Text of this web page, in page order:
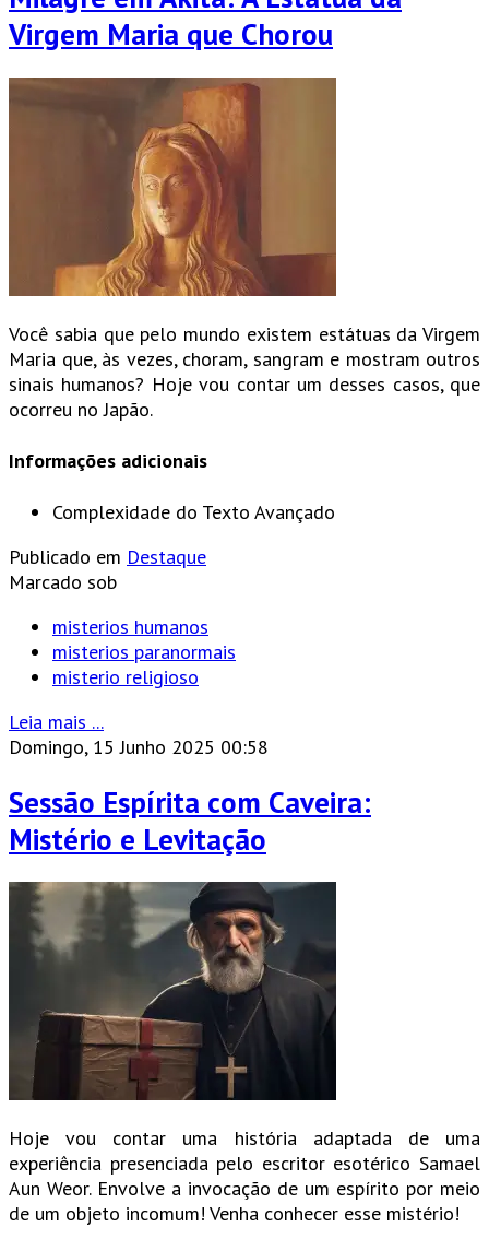
Virgem Maria que Chorou
Você sabia que pelo mundo existem estátuas da Virgem
Maria que, às vezes, choram, sangram e mostram outros
sinais humanos? Hoje vou contar um desses casos, que
ocorreu no Japão.
Informações adicionais
Complexidade do Texto Avançado
Publicado em Destaque
Marcado sob
misterios humanos
misterios paranormais
misterio religioso
Leia mais ...
Domingo, 15 Junho 2025 00:58
Sessão Espírita com Caveira:
Mistério e Levitação
Hoje vou contar uma história adaptada de uma
experiência presenciada pelo escritor esotérico Samael
Aun Weor. Envolve a invocação de um espírito por meio
de um objeto incomum! Venha conhecer esse mistério!